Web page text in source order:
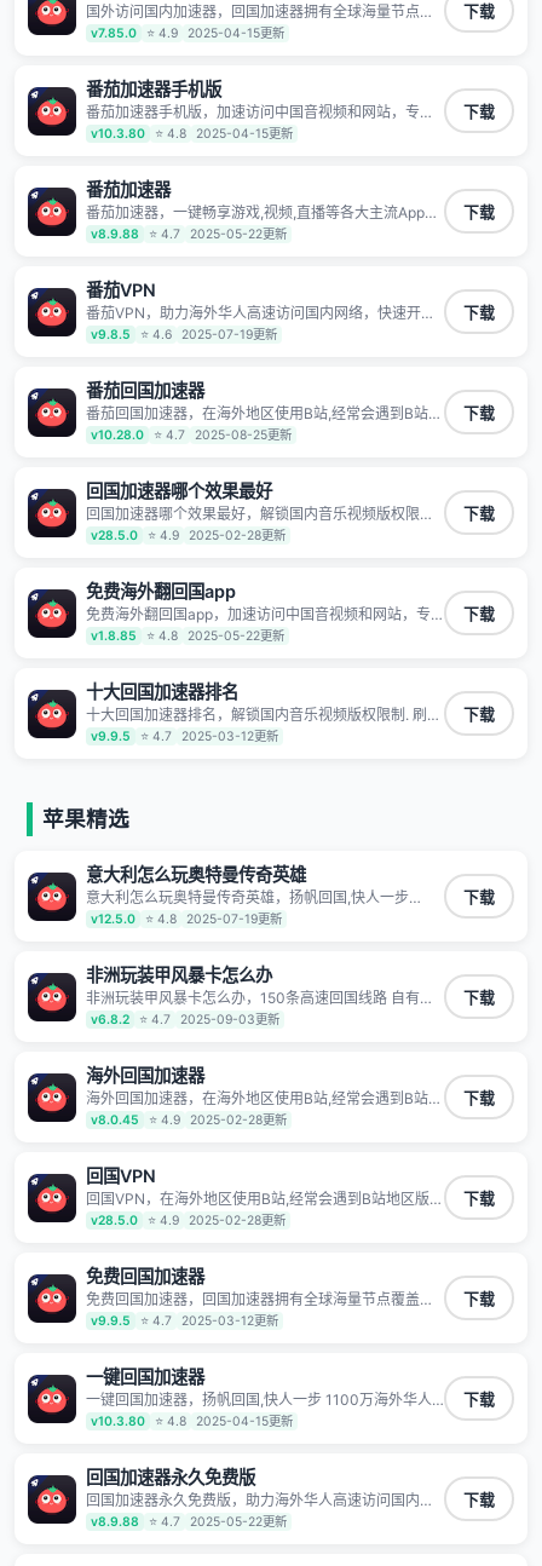
国外访问国内加速器，回国加速器拥有全球海量节点覆
盖，运营商专线不卡顿超稳定，专为海外华人和留学生
打造，帮助海外华人免除地域限制，随时高速稳定低延
v7.85.0 ⭐ 4.9 2025-04-15更新
下载
番茄加速器手机版
番茄加速器手机版，加速访问中国音视频和网站，专业
回国加速器，帮你加速访问优酷、bilibili、腾讯视频、爱
奇艺等，加速国服游戏，例如原神、阴阳师、和平精
明日方舟、战双帕弥什、sky光·遇、另一个伊甸园等国
内各种服务,回国加速器致力于帮助海外华人和留学生、
港澳台地区用户提供最好的回国游戏和音乐视频加速服
务，可以在海外或港澳台地区流畅加速国服游戏和音视
线。能加速访问优酷、爱奇艺、腾讯视频、B站、芒果
TV、西瓜视频、QQ音乐、网易云音乐、酷狗音乐、YY
等主流网站应用解除限制，带你穿梭加速回国。目前已
有上百万用户，用户整体好评95%以上，一对一在线客
服支持，保障你的使用体验。
v10.3.80 ⭐ 4.8 2025-04-15更新
下载
番茄加速器
番茄加速器，一键畅享游戏,视频,直播等各大主流App应
用,视频加载极速不卡顿。人在海外听歌,玩国服游戏 简
单易用。
v8.9.88 ⭐ 4.7 2025-05-22更新
下载
番茄VPN
番茄VPN，助力海外华人高速访问国内网络，快速开启
国内各直播平台,解决国内视频、音乐卡顿问题；更能加
速海量国服游戏，超低延迟稳定不掉线,畅享国内网络！
v9.8.5 ⭐ 4.6 2025-07-19更新
下载
番茄回国加速器
番茄回国加速器，在海外地区使用B站,经常会遇到B站地
区版权限制/网络IP屏蔽,缓冲卡顿等问题,使用我们的哔
哩哔哩专用回国VPN,可加速解决各类网络问题,一键网络
7*24小时服务。
v10.28.0 ⭐ 4.7 2025-08-25更新
下载
回国加速器哪个效果最好
回国加速器哪个效果最好，解锁国内音乐视频版权限制.
刷剧不卡，高清秒开. 有效降低国服游戏延迟. 提升国内
主流应用访问速度 ; 独创加速黑科技 · 海量边缘. 动态多
v28.5.0 ⭐ 4.9 2025-02-28更新
下载
免费海外翻回国app
免费海外翻回国app，加速访问中国音视频和网站，专
业回国加速器，帮你加速访问优酷、bilibili、腾讯视频、
爱奇艺等，加速国服游戏，例如原神、阴阳师、和平精
明日方舟、战双帕弥什、sky光·遇、另一个伊甸园等国
内各种服务,回国加速器致力于帮助海外华人和留学生、
港澳台地区用户提供最好的回国游戏和音乐视频加速服
务，可以在海外或港澳台地区流畅加速国服游戏和音视
等主流网站应用解除限制，带你穿梭加速回国。目前已
有上百万用户，用户整体好评95%以上，一对一在线客
v1.8.85 ⭐ 4.8 2025-05-22更新
下载
十大回国加速器排名
十大回国加速器排名，解锁国内音乐视频版权限制. 刷剧
不卡，高清秒开. 有效降低国服游戏延迟. 提升国内主流
应用访问速度 ; 独创加速黑科技 · 海量边缘. 动态多线. 智
v9.9.5 ⭐ 4.7 2025-03-12更新
下载
苹果精选
意大利怎么玩奥特曼传奇英雄
意大利怎么玩奥特曼传奇英雄，扬帆回国,快人一步
1100万海外华人都在用的音乐视频回国加速器 Android
iOS Windows Mac TV VIP 支持多种加速场景 了解更多
讯视频、爱奇艺、哔哩哔哩和优酷视频,在国外也能畅快
追剧!
v12.5.0 ⭐ 4.8 2025-07-19更新
下载
非洲玩装甲风暴卡怎么办
非洲玩装甲风暴卡怎么办，150条高速回国线路 自有高
速中转节点 无需注册 一键连接 提供高速线路 应用内直
达视频音乐app,快人一步 应用模式 App互不干扰 不间断
不泄露 阻止第三方对数据进行窃取和监听
v6.8.2 ⭐ 4.7 2025-09-03更新
下载
海外回国加速器
海外回国加速器，在海外地区使用B站,经常会遇到B站地
区版权限制/网络IP屏蔽,缓冲卡顿等问题,使用我们的哔
哩哔哩专用回国VPN,可加速解决各类网络问题,一键网络
7*24小时服务。
v8.0.45 ⭐ 4.9 2025-02-28更新
下载
回国VPN
回国VPN，在海外地区使用B站,经常会遇到B站地区版权
限制/网络IP屏蔽,缓冲卡顿等问题,使用我们的哔哩哔哩
专用回国VPN,可加速解决各类网络问题,一键网络回国,
时服务。
v28.5.0 ⭐ 4.9 2025-02-28更新
下载
免费回国加速器
免费回国加速器，回国加速器拥有全球海量节点覆盖，
运营商专线不卡顿超稳定，专为海外华人和留学生打
造，帮助海外华人免除地域限制，随时高速稳定低延迟
v9.9.5 ⭐ 4.7 2025-03-12更新
下载
一键回国加速器
一键回国加速器，扬帆回国,快人一步 1100万海外华人
都在用的音乐视频回国加速器 Android iOS Windows
Mac TV VIP 支持多种加速场景 了解更多 看视频 全球高
艺、哔哩哔哩和优酷视频,在国外也能畅快追剧!
v10.3.80 ⭐ 4.8 2025-04-15更新
下载
回国加速器永久免费版
回国加速器永久免费版，助力海外华人高速访问国内网
络，快速开启国内各直播平台,解决国内视频、音乐卡顿
问题；更能加速海量国服游戏，超低延迟稳定不掉线,畅
v8.9.88 ⭐ 4.7 2025-05-22更新
下载